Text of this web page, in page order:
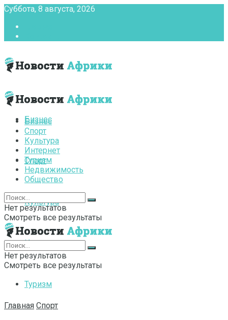
Суббота, 8 августа, 2026
Бизнес
Спорт
Культура
Интернет
Туризм
Бизнес
Спорт
Культура
Интернет
Туризм
Недвижимость
Общество
Нет результатов
Смотреть все результаты
Нет результатов
Смотреть все результаты
Главная Спорт